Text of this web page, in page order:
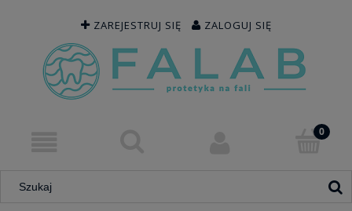
ZAREJESTRUJ SIĘ ZALOGUJ SIĘ